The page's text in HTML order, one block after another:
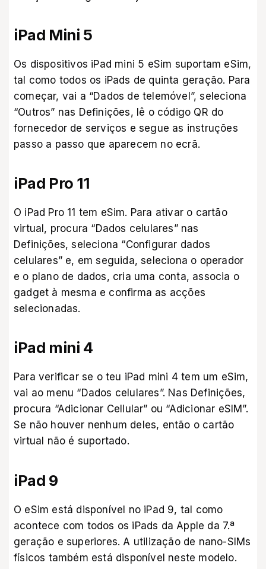
iPad Mini 5
Os dispositivos iPad mini 5 eSim suportam eSim,
tal como todos os iPads de quinta geração. Para
começar, vai a “Dados de telemóvel”, seleciona
“Outros” nas Definições, lê o código QR do
fornecedor de serviços e segue as instruções
passo a passo que aparecem no ecrã.
iPad Pro 11
O iPad Pro 11 tem eSim. Para ativar o cartão
virtual, procura “Dados celulares” nas
Definições, seleciona “Configurar dados
celulares” e, em seguida, seleciona o operador
e o plano de dados, cria uma conta, associa o
gadget à mesma e confirma as acções
selecionadas.
iPad mini 4
Para verificar se o teu iPad mini 4 tem um eSim,
vai ao menu “Dados celulares”. Nas Definições,
procura “Adicionar Cellular” ou “Adicionar eSIM”.
Se não houver nenhum deles, então o cartão
virtual não é suportado.
iPad 9
O eSim está disponível no iPad 9, tal como
acontece com todos os iPads da Apple da 7.ª
geração e superiores. A utilização de nano-SIMs
físicos também está disponível neste modelo.